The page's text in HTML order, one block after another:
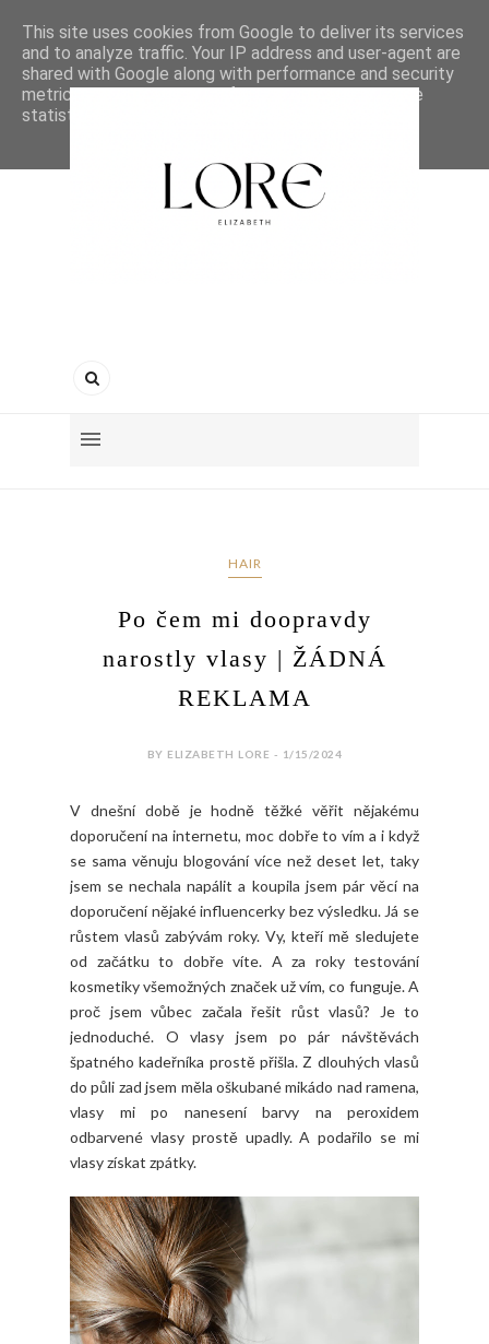
HAIR
Po čem mi doopravdy
narostly vlasy | ŽÁDNÁ
REKLAMA
BY ELIZABETH LORE - 1/15/2024
V dnešní době je hodně těžké věřit nějakému
doporučení na internetu, moc dobře to vím a i když
se sama věnuju blogování více než deset let, taky
jsem se nechala napálit a koupila jsem pár věcí na
doporučení nějaké influencerky bez výsledku. Já se
růstem vlasů zabývám roky. Vy, kteří mě sledujete
od začátku to dobře víte. A za roky testování
kosmetiky všemožných značek už vím, co funguje. A
proč jsem vůbec začala řešit růst vlasů? Je to
jednoduché. O vlasy jsem po pár návštěvách
špatného kadeřníka prostě přišla. Z dlouhých vlasů
do půli zad jsem měla oškubané mikádo nad ramena,
vlasy mi po nanesení barvy na peroxidem
odbarvené vlasy prostě upadly. A podařilo se mi
vlasy získat zpátky.
This site uses cookies from Google to deliver its services
and to analyze traffic. Your IP address and user-agent are
shared with Google along with performance and security
metrics to ensure quality of service, generate usage
statistics, and to detect and address abuse.